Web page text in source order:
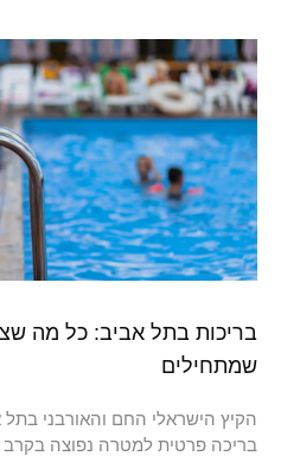
בריכות בתל אביב: כל מה
שמתחילים
הקיץ הישראלי החם והאורבני
בריכה פרטית למטרה נפוצה בקרב